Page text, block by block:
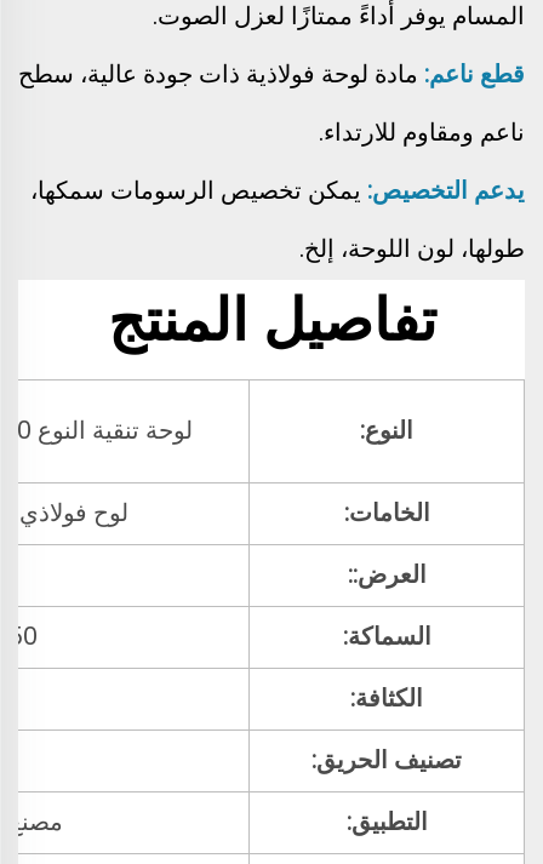
المسام يوفر أداءً ممتازًا لعزل الصوت.
قطع ناعم: مادة لوحة فولاذية ذات جودة عالية، سطح
ناعم ومقاوم للارتداء.
يدعم التخصيص: يمكن تخصيص الرسومات سمكها،
طولها، لون اللوحة، إلخ.
تفاصيل المنتج
النوع: لوحة تنقية النوع 950
الخامات:
لوح
العرض::
السماكة:
50/
الكثافة:
تصنيف الحريق:
التطبيق: